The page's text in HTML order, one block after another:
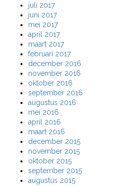
juli 2017
juni 2017
mei 2017
april 2017
maart 2017
februari 2017
december 2016
november 2016
oktober 2016
september 2016
augustus 2016
mei 2016
april 2016
maart 2016
december 2015
november 2015
oktober 2015
september 2015
augustus 2015